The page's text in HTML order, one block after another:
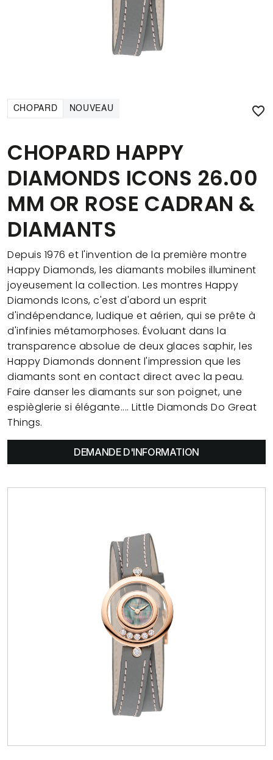
CHOPARD NOUVEAU 
CHOPARD HAPPY
DIAMONDS ICONS 26.00
MM OR ROSE CADRAN &
DIAMANTS
Depuis 1976 et l'invention de la première montre
Happy Diamonds, les diamants mobiles illuminent
joyeusement la collection. Les montres Happy
Diamonds Icons, c'est d'abord un esprit
d'indépendance, ludique et aérien, qui se prête à
d'infinies métamorphoses. Évoluant dans la
transparence absolue de deux glaces saphir, les
Happy Diamonds donnent l'impression que les
diamants sont en contact direct avec la peau.
Faire danser les diamants sur son poignet, une
espièglerie si élégante.... Little Diamonds Do Great
Things.
DEMANDE D'INFORMATION